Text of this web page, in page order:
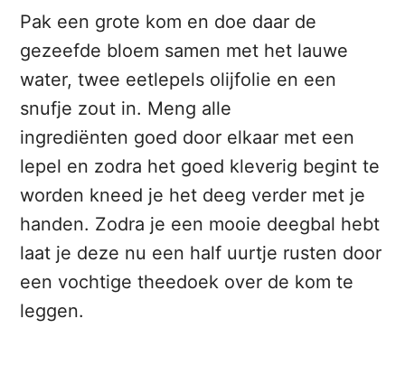
Pak een grote kom en doe daar de
gezeefde bloem samen met het lauwe
water, twee eetlepels olijfolie en een
snufje zout in. Meng alle
ingrediënten goed door elkaar met een
lepel en zodra het goed kleverig begint te
worden kneed je het deeg verder met je
handen. Zodra je een mooie deegbal hebt
laat je deze nu een half uurtje rusten door
een vochtige theedoek over de kom te
leggen.